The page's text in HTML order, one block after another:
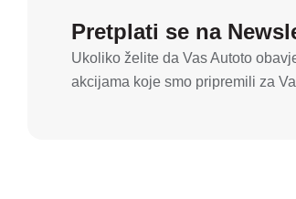
Pretplati se na
Ukoliko želite da Vas Autoto
akcijama koje smo pripremili za